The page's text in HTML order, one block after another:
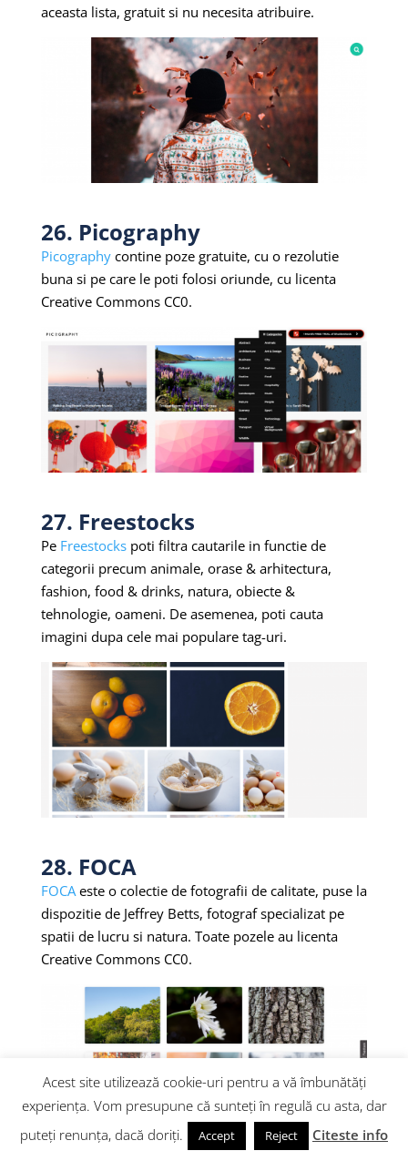
aceasta lista, gratuit si nu necesita atribuire.
26. Picography
Picographycontine poze gratuite, cu o rezolutie
buna si pe care le poti folosi oriunde, cu licenta
Creative Commons CC0.
27. Freestocks
Pe Freestockspoti filtra cautarile in functie de
categorii precum animale, orase & arhitectura,
fashion, food & drinks, natura, obiecte &
tehnologie, oameni. De asemenea, poti cauta
imagini dupa cele mai populare tag-uri.
28. FOCA
FOCAeste o colectie de fotografii de calitate, puse la
dispozitie de Jeffrey Betts, fotograf specializat pe
spatii de lucru si natura. Toate pozele au licenta
Creative Commons CC0.
Acest site utilizează cookie-uri pentru a vă îmbunătăți
experiența. Vom presupune că sunteți în regulă cu asta, dar
puteți renunța, dacă doriți.
Accept Reject Citeste info